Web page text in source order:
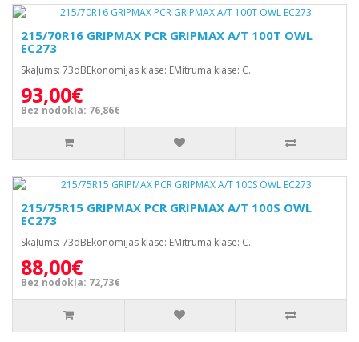
215/70R16 GRIPMAX PCR GRIPMAX A/T 100T OWL
EC273
Skaļums: 73dBEkonomijas klase: EMitruma klase: C..
93,00€
Bez nodokļa: 76,86€
215/75R15 GRIPMAX PCR GRIPMAX A/T 100S OWL
EC273
Skaļums: 73dBEkonomijas klase: EMitruma klase: C..
88,00€
Bez nodokļa: 72,73€